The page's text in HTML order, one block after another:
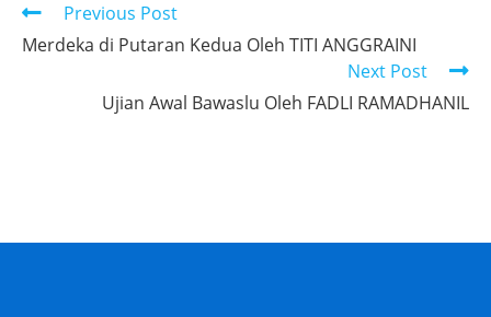
Previous Post
Merdeka di Putaran Kedua Oleh TITI ANGGRAINI
Next Post
Ujian Awal Bawaslu Oleh FADLI RAMADHANIL